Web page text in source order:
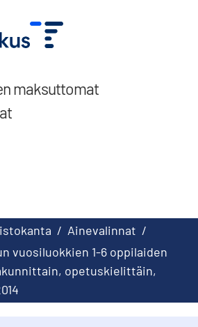
maksuttomat
/ Ainevalinnat /
vuosiluokkien 1-6 oppilaiden
opetuskielittäin,